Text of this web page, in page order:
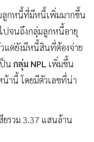
ลูกหนี้ที่มีหนี้เพิ่มมากขึ้น
จนถึงกลุ่มลูกหนี้อายุ
แต่ยังมีหนี้สินที่ต้องจ่าย
น กลุ่ม NPL เพิ่มขึ้น
น้านี้ โดยมีตัวเลขที่น่า
รวม 3.37 แสนล้าน